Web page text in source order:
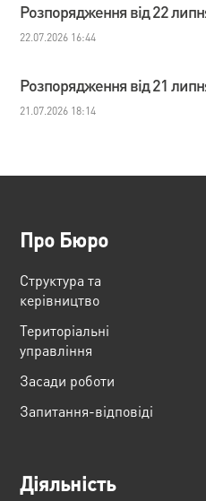
Розпорядження від 22
22.07.2026 16:44
Розпорядження від 21
21.07.2026 18:14
Про Бюро
Структура та
керівництво
Територіальні
управління
Засади роботи
Запитання-відповіді
Діяльність